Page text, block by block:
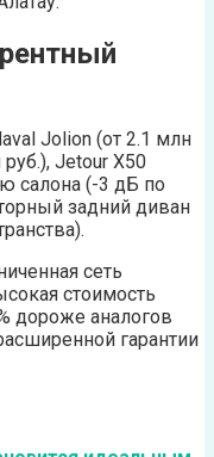
Jolion (от 2.1 млн
Jetour X50
салона (-3 дБ по
задний диван
сеть
стоимость
дороже аналогов
гарантии